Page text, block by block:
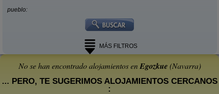
pueblo:
MÁS FILTROS
No se han encontrado alojamientos enEgozkue(Navarra)
... PERO, TE SUGERIMOS ALOJAMIENTOS CERCANOS
: